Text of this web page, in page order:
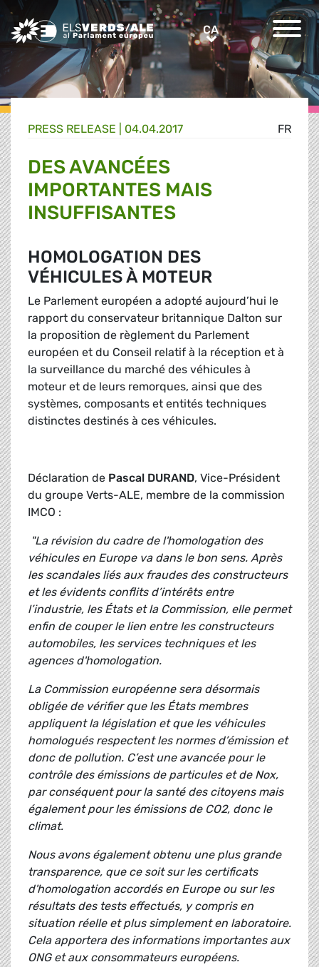
Greens/EFA Home CACA
FR
PRESS RELEASE | 04.04.2017
DES AVANCÉES
IMPORTANTES MAIS
INSUFFISANTES
HOMOLOGATION DES
VÉHICULES À MOTEUR
Le Parlement européen a adopté aujourd’hui le
rapport du conservateur britannique Dalton sur
la proposition de règlement du Parlement
européen et du Conseil relatif à la réception et à
la surveillance du marché des véhicules à
moteur et de leurs remorques, ainsi que des
systèmes, composants et entités techniques
distinctes destinés à ces véhicules.
Déclaration de Pascal DURAND, Vice-Président
du groupe Verts-ALE, membre de la commission
IMCO :
"La révision du cadre de l'homologation des
véhicules en Europe va dans le bon sens. Après
les scandales liés aux fraudes des constructeurs
et les évidents conflits d’intérêts entre
l’industrie, les États et la Commission, elle permet
enfin de couper le lien entre les constructeurs
automobiles, les services techniques et les
agences d'homologation.
La Commission européenne sera désormais
obligée de vérifier que les États membres
appliquent la législation et que les véhicules
homologués respectent les normes d’émission et
donc de pollution. C’est une avancée pour le
contrôle des émissions de particules et de Nox,
par conséquent pour la santé des citoyens mais
également pour les émissions de CO2, donc le
climat.
Nous avons également obtenu une plus grande
transparence, que ce soit sur les certificats
d'homologation accordés en Europe ou sur les
résultats des tests effectués, y compris en
situation réelle et plus simplement en laboratoire.
Cela apportera des informations importantes aux
ONG et aux consommateurs européens.